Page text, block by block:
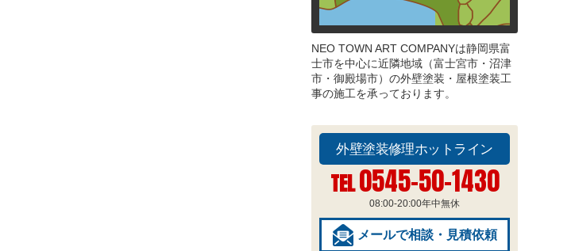
NEO TOWN ART COMPANYは静岡県富
士市を中心に近隣地域（富士宮市・沼津
市・御殿場市）の外壁塗装・屋根塗装工
事の施工を承っております。
外壁塗装修理ホットライン
TEL0545-50-1430
08:00-20:00年中無休
メールで相談・見積依頼